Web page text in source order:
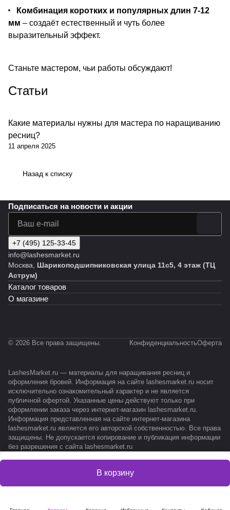
Комбинация коротких и популярных длин 7-12
мм – создаёт естественный и чуть более
выразительный эффект.
Станьте мастером, чьи работы обсуждают!
Статьи
Какие материалы нужны для мастера по наращиванию
ресниц?
11 апреля 2025
Назад к списку
В корзину
Подписаться на новости и акции
+7 (495) 125-33-45
info@lashesmarket.ru
Москва, Шарикоподшипниковская улица 11с5, 4 этаж (ТЦ
Аструм)
Каталог товаров
О магазине
© 2026 Все права защищены. КонфиденциальностьОферта
LashesMarket.ru — материалы для наращивания ресниц и
оформления бровей. Информация на сайте lashesmarket.ru носит
исключительно ознакомительный характер и не является
публичной офертой. Указанные цены действуют только при
оформлении заказа через интернет-магазин lashesmarket.ru.
Информация представленная на сайте интернет-магазина
lashesmarket.ru является его авторской собственностью. Все права
защищены. Не допускается копирование и публикация информации
без разрешения с сайта lashesmarket.ru